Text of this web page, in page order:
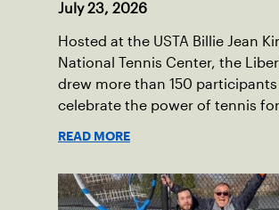
July 23, 2026
Hosted at the USTA Billie Jean
National Tennis Center, the
drew more than 150
celebrate the power of tennis
READ MORE